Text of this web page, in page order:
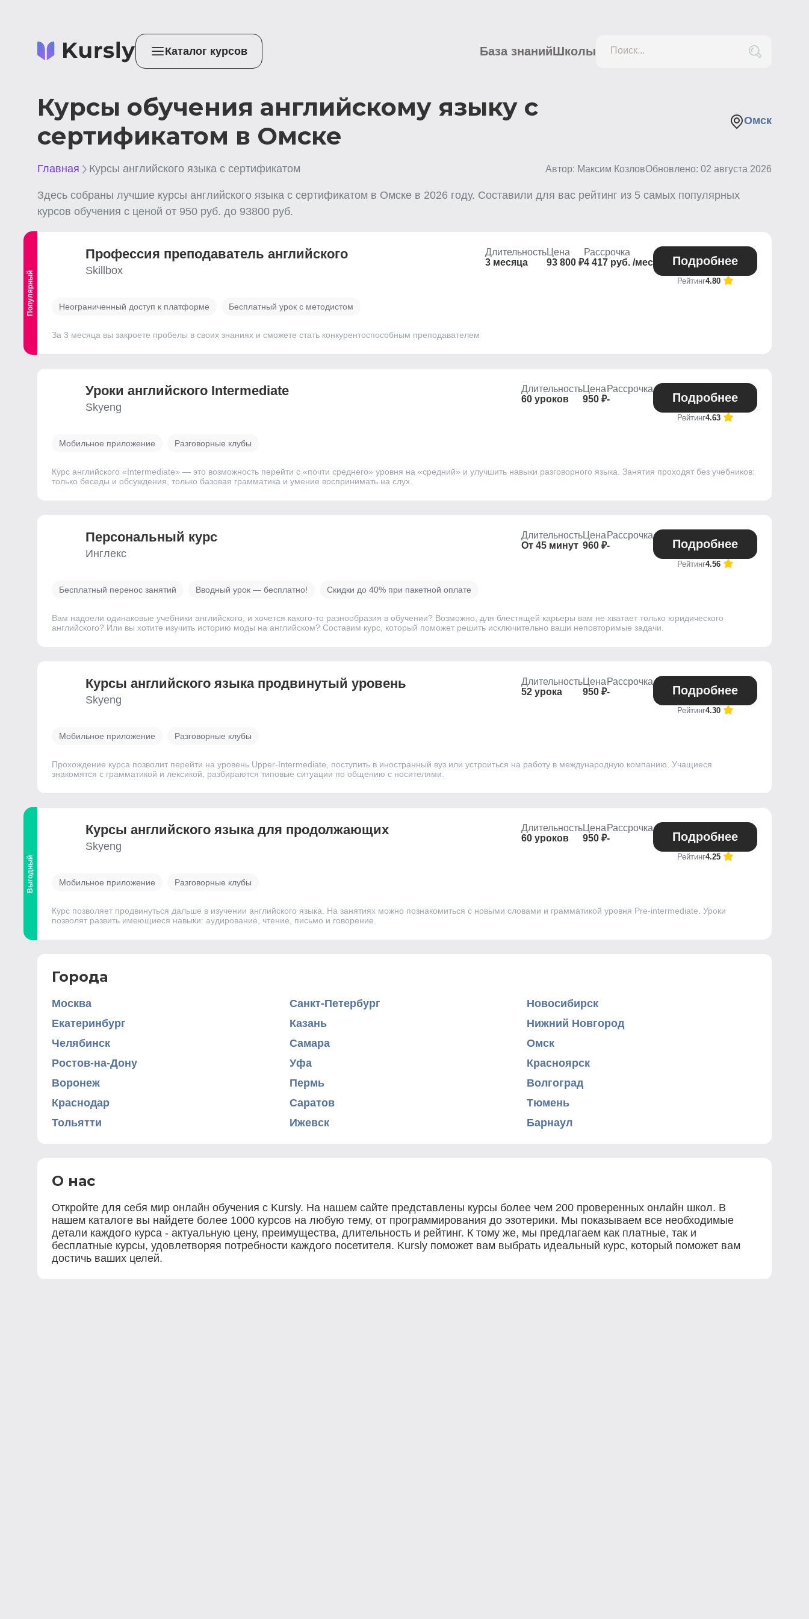
Каталог курсов База знанийШколы Поиск...
Курсы обучения английскому языку с
сертификатом в Омске
Омск
Главная Курсы английского языка с сертификатом Автор: Максим КозловОбновлено: 02 августа 2026
Здесь собраны лучшие курсы английского языка с сертификатом в Омске в 2026 году. Составили для вас рейтинг из 5 самых популярных
курсов обучения с ценой от 950 руб. до 93800 руб.
Популярный
Профессия преподаватель английского
Skillbox
Длительность
3 месяца
Цена
93 800 ₽
Рассрочка
4 417 руб. /мес
Подробнее
Рейтинг4.80
Неограниченный доступ к платформе Бесплатный урок с методистом
За 3 месяца вы закроете пробелы в своих знаниях и сможете стать конкурентоспособным преподавателем
Уроки английского Intermediate
Skyeng
Длительность
60 уроков
Цена
950 ₽
Рассрочка
-
Подробнее
Рейтинг4.63
Мобильное приложение Разговорные клубы
Курс английского «Intermediate» — это возможность перейти с «почти среднего» уровня на «средний» и улучшить навыки разговорного языка. Занятия проходят без учебников:
только беседы и обсуждения, только базовая грамматика и умение воспринимать на слух.
Персональный курс
Инглекс
Длительность
От 45 минут
Цена
960 ₽
Рассрочка
-
Подробнее
Рейтинг4.56
Бесплатный перенос занятий Вводный урок — бесплатно! Скидки до 40% при пакетной оплате
Вам надоели одинаковые учебники английского, и хочется какого-то разнообразия в обучении? Возможно, для блестящей карьеры вам не хватает только юридического
английского? Или вы хотите изучить историю моды на английском? Составим курс, который поможет решить исключительно ваши неповторимые задачи.
Курсы английского языка продвинутый уровень
Skyeng
Длительность
52 урока
Цена
950 ₽
Рассрочка
-
Подробнее
Рейтинг4.30
Мобильное приложение Разговорные клубы
Прохождение курса позволит перейти на уровень Upper-Intermediate, поступить в иностранный вуз или устроиться на работу в международную компанию. Учащиеся
знакомятся с грамматикой и лексикой, разбираются типовые ситуации по общению с носителями.
Выгодный
Курсы английского языка для продолжающих
Skyeng
Длительность
60 уроков
Цена
950 ₽
Рассрочка
-
Подробнее
Рейтинг4.25
Мобильное приложение Разговорные клубы
Курс позволяет продвинуться дальше в изучении английского языка. На занятиях можно познакомиться с новыми словами и грамматикой уровня Pre-intermediate. Уроки
позволят развить имеющиеся навыки: аудирование, чтение, письмо и говорение.
Города
Москва Санкт-Петербург
Новосибирск
Екатеринбург
Казань
Нижний Новгород
Челябинск
Самара
Омск
Ростов-на-Дону
Уфа
Красноярск
Воронеж
Пермь
Волгоград
Краснодар
Саратов
Тюмень
Тольятти
Ижевск Барнаул
О нас
Откройте для себя мир онлайн обучения с Kursly. На нашем сайте представлены курсы более чем 200 проверенных онлайн школ. В
нашем каталоге вы найдете более 1000 курсов на любую тему, от программирования до эзотерики. Мы показываем все необходимые
детали каждого курса - актуальную цену, преимущества, длительность и рейтинг. К тому же, мы предлагаем как платные, так и
бесплатные курсы, удовлетворяя потребности каждого посетителя. Kursly поможет вам выбрать идеальный курс, который поможет вам
достичь ваших целей.